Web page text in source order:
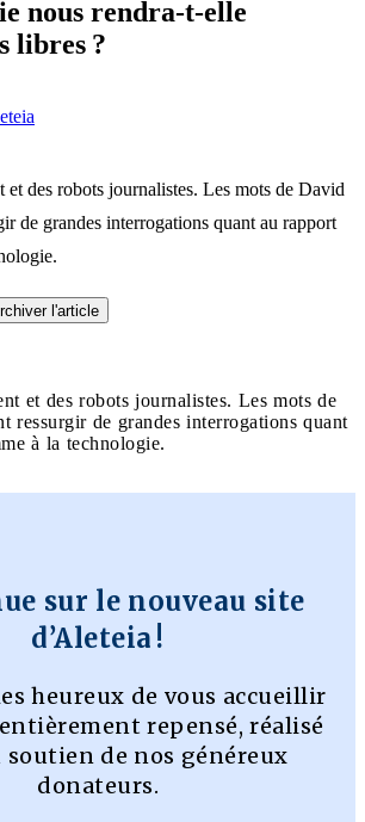
nous rendra-t-elle
libres ?
et des robots journalistes. Les mots de David
de grandes interrogations quant au rapport
l'article
et des robots journalistes. Les mots de
ressurgir de grandes interrogations quant
à la technologie.
sur le nouveau site
d’Aleteia !
heureux de vous accueillir
repensé, réalisé
soutien de nos généreux
donateurs.